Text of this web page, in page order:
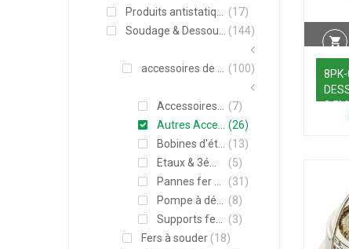
Produits antistatiques
(17)
Soudage & Dessoudage
(144)
accessoires de soudage (100)
Accessoires_Jovy Systems
(7)
Autres Accessoires de soudage
(26)
Bobines d'étain
(13)
Etaux & 3éme main
(5)
Pannes fer à souder
(31)
Pompe à déssouder
(8)
Supports fer à souder
(3)
Fers à souder (18)